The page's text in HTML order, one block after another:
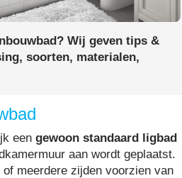
Wij geven tips &
soorten, materialen,
een gewoon standaard ligbad
aan wordt geplaatst.
meerdere zijden voorzien van